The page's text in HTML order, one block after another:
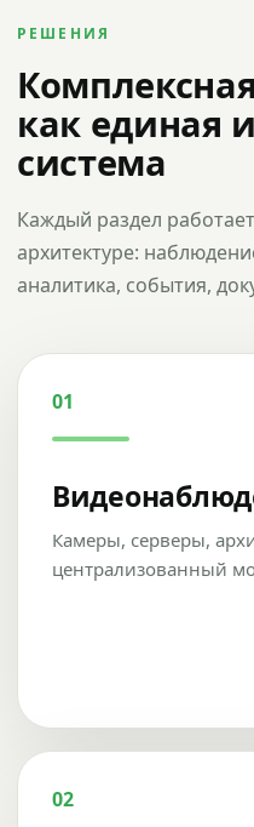
РЕШЕНИЯ
как единая
система
Каждый раздел
архитектуре:
аналитика, события,
01
Камеры, серверы,
централизованный
02